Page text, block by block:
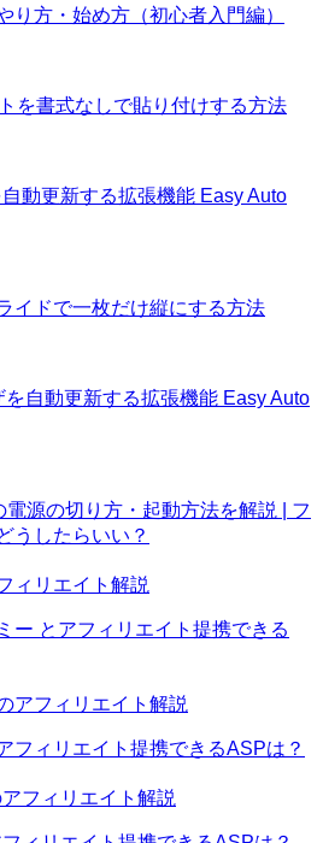
り方・始め方（初心者入門編）
を書式なしで貼り付けする方法
動更新する拡張機能 Easy Auto
イドで一枚だけ縦にする方法
自動更新する拡張機能 Easy Auto
源の切り方・起動方法を解説 | フ
うしたらいい？
ー とアフィリエイト提携できる
フィリエイト提携できるASPは？